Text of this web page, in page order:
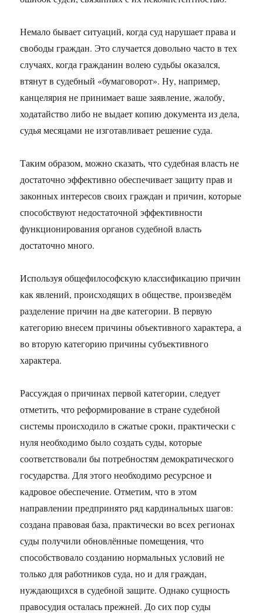
Немало бывает ситуаций, когда суд нарушает права и
свободы граждан. Это случается довольно часто в тех
случаях, когда гражданин волею судьбы оказался,
втянут в судебный «бумаговорот». Ну, например,
канцелярия не принимает ваше заявление, жалобу,
ходатайство либо не выдает копию документа из дела,
судья месяцами не изготавливает решение суда.
Таким образом, можно сказать, что судебная власть не
достаточно эффективно обеспечивает защиту прав и
законных интересов своих граждан и причин, которые
способствуют недостаточной эффективности
функционирования органов судебной власть
достаточно много.
Используя общефилософскую классификацию причин
как явлений, происходящих в обществе, произведём
разделение причин на две категории. В первую
категорию внесем причины объективного характера, а
во вторую категорию причины субъективного
характера.
Рассуждая о причинах первой категории, следует
отметить, что реформирование в стране судебной
системы происходило в сжатые сроки, практически с
нуля необходимо было создать суды, которые
соответствовали бы потребностям демократического
государства. Для этого необходимо ресурсное и
кадровое обеспечение. Отметим, что в этом
направлении предпринято ряд кардинальных шагов:
создана правовая база, практически во всех регионах
суды получили обновлённые помещения, что
способствовало созданию нормальных условий не
только для работников суда, но и для граждан,
нуждающихся в судебной защите. Однако сущность
правосудия осталась прежней. До сих пор суды